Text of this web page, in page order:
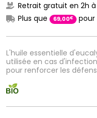
L'huile essentielle
utilisée en cas
pour renforcer les
Retrait gratuit en 2h
Plus que
69,00€ pour